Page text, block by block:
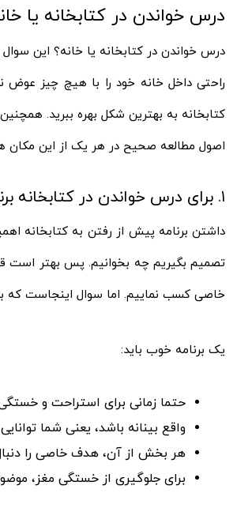
درس خواندن در کتابخانه یا
درس خواندن در کتابخانه یا خانه؟ این
راحتی داخل خانه خود را با هیچ چیز عوض
کتابخانه به بهترین شکل بهره ببرید.
اصول مطالعه صحیح در هر یک از این مکان
۱. برای درس خواندن در کتابخانه برنامه ریزی کنید.
داشتن برنامه پیش از رفتن به کتابخانه
تصمیم بگیریم چه بخوانیم. پس بهتر است
خاصی کسب نماییم. اما سوال اینجاست که
یک برنامه خوب باید:
حتما زمانی برای استراحت و
واقع بینانه باشد، یعنی شما
هر بخش از آن، هدف خاصی را
برای جلوگیری از خستگی مغز،